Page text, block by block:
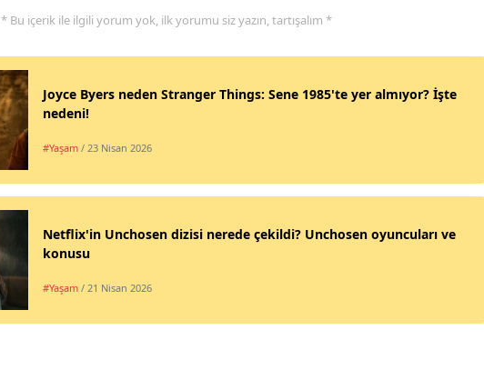
* Bu içerik ile ilgili yorum yok, ilk yorumu siz yazın, tartışalım *
Joyce Byers neden Stranger Things: Sene 1985'te yer almıyor? İşte
nedeni!
#Yaşam / 23 Nisan 2026
Netflix'in Unchosen dizisi nerede çekildi? Unchosen oyuncuları ve
konusu
#Yaşam / 21 Nisan 2026